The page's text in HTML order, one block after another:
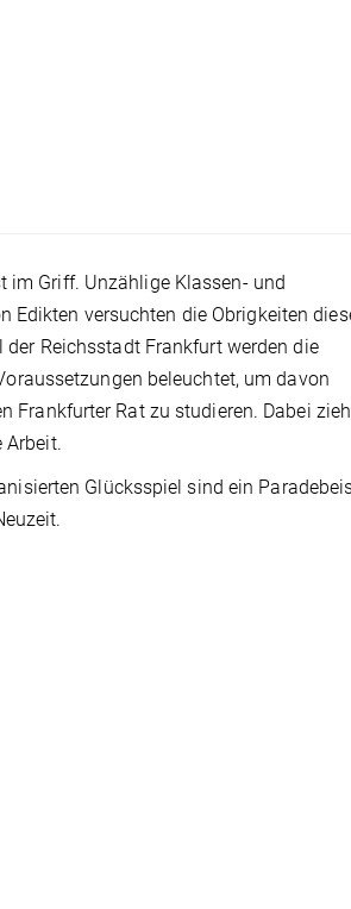
im Griff. Unzählige Klassen- und
Edikten versuchten die Obrigkeiten
Reichsstadt Frankfurt werden die
beleuchtet, um davon
Frankfurter Rat zu studieren. Dabei
Arbeit.
Glücksspiel sind ein